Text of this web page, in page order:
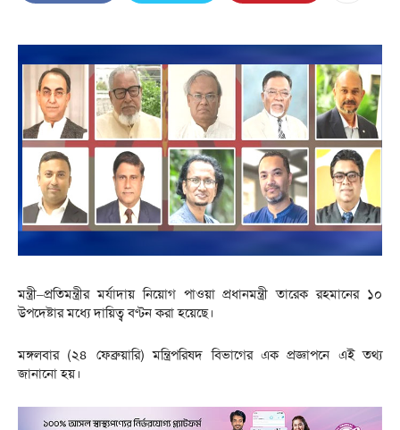
মন্ত্রী–প্রতিমন্ত্রীর মর্যাদায় নিয়োগ পাওয়া প্রধানমন্ত্রী তারেক রহমানের ১০
উপদেষ্টার মধ্যে দায়িত্ব বণ্টন করা হয়েছে।
মঙ্গলবার (২৪ ফেব্রুয়ারি) মন্ত্রিপরিষদ বিভাগের এক প্রজ্ঞাপনে এই তথ্য
জানানো হয়।